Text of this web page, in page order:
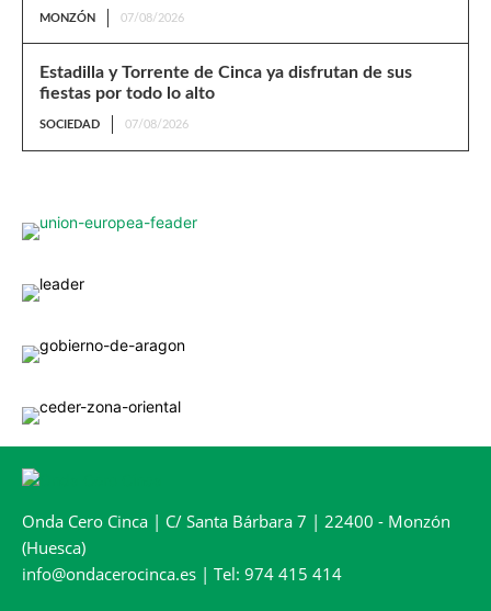
MONZÓN 07/08/2026
Estadilla y Torrente de Cinca ya disfrutan de sus
fiestas por todo lo alto
SOCIEDAD 07/08/2026
Onda Cero Cinca | C/ Santa Bárbara 7 | 22400 - Monzón
(Huesca)
info@ondacerocinca.es | Tel: 974 415 414